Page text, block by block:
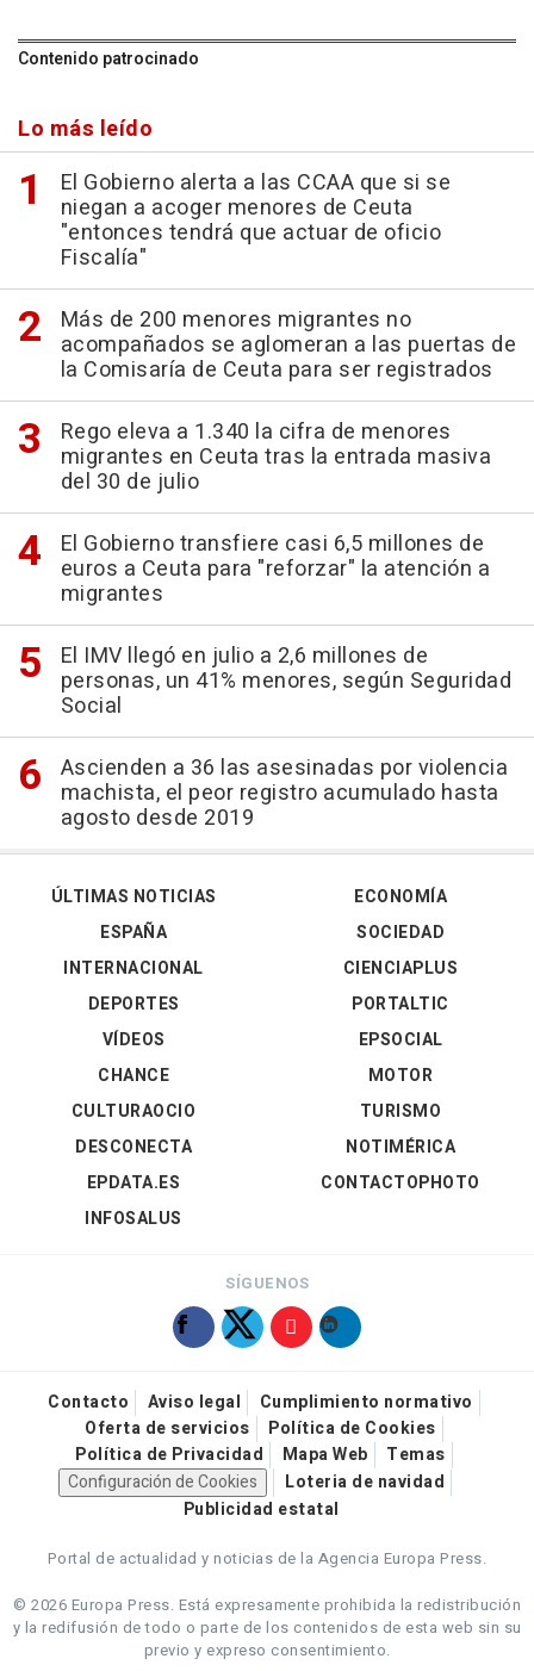
Contenido patrocinado
Lo más leído
El Gobierno alerta a las CCAA que si se
niegan a acoger menores de Ceuta
"entonces tendrá que actuar de oficio
Fiscalía"
Más de 200 menores migrantes no
acompañados se aglomeran a las puertas de
la Comisaría de Ceuta para ser registrados
Rego eleva a 1.340 la cifra de menores
migrantes en Ceuta tras la entrada masiva
del 30 de julio
El Gobierno transfiere casi 6,5 millones de
euros a Ceuta para "reforzar" la atención a
migrantes
El IMV llegó en julio a 2,6 millones de
personas, un 41% menores, según Seguridad
Social
Ascienden a 36 las asesinadas por violencia
machista, el peor registro acumulado hasta
agosto desde 2019
ÚLTIMAS NOTICIAS
ESPAÑA
INTERNACIONAL
DEPORTES
VÍDEOS
ECONOMÍA
SOCIEDAD
CIENCIAPLUS
PORTALTIC
EPSOCIAL
CHANCE
CULTURAOCIO
DESCONECTA
EPDATA.ES
INFOSALUS
MOTOR
TURISMO
NOTIMÉRICA
CONTACTOPHOTO
SÍGUENOS
Contacto Aviso legal
Cumplimiento normativo
Oferta de servicios
Política de Cookies
Política de Privacidad
Mapa Web
Temas
Configuración de Cookies
Loteria de navidad
Publicidad estatal
Portal de actualidad y noticias de la Agencia Europa Press.
© 2026 Europa Press. Está expresamente prohibida la redistribución
y la redifusión de todo o parte de los contenidos de esta web sin su
previo y expreso consentimiento.